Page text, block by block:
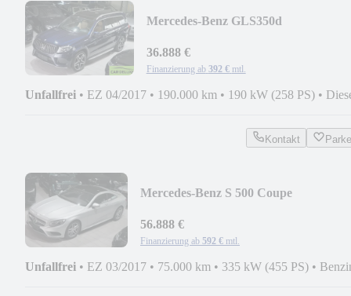
Mercedes-Benz GLS350d
CLOSE*SITZKLIMA*
36.888 €
Finanzierung ab 392 € mtl.
Unfallfrei • EZ 04/2017 • 190.000 km • 190 kW (258 PS) •
Kontakt
Mercedes-Benz S 500 Coupe
SERVICE*
56.888 €
Finanzierung ab 592 € mtl.
Unfallfrei • EZ 03/2017 • 75.000 km • 335 kW (455 PS) •